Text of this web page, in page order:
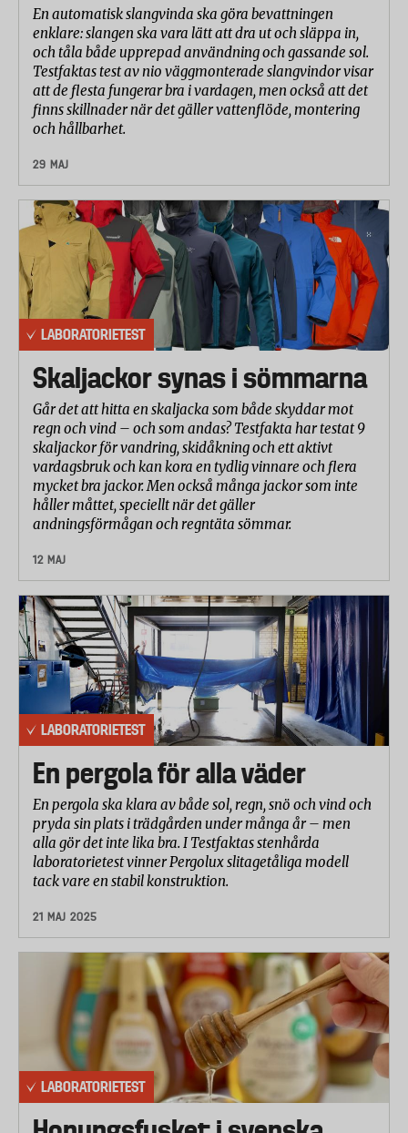
En automatisk slangvinda ska göra bevattningen
enklare: slangen ska vara lätt att dra ut och släppa in,
och tåla både upprepad användning och gassande sol.
Testfaktas test av nio väggmonterade slangvindor visar
att de flesta fungerar bra i vardagen, men också att det
finns skillnader när det gäller vattenflöde, montering
och hållbarhet.
29 MAJ
LABORATORIETEST
Skaljackor synas i sömmarna
Går det att hitta en skaljacka som både skyddar mot
regn och vind – och som andas? Testfakta har testat 9
skaljackor för vandring, skidåkning och ett aktivt
vardagsbruk och kan kora en tydlig vinnare och flera
mycket bra jackor. Men också många jackor som inte
håller måttet, speciellt när det gäller
andningsförmågan och regntäta sömmar.
12 MAJ
LABORATORIETEST
En pergola för alla väder
En pergola ska klara av både sol, regn, snö och vind och
pryda sin plats i trädgården under många år – men
alla gör det inte lika bra. I Testfaktas stenhårda
laboratorietest vinner Pergolux slitagetåliga modell
tack vare en stabil konstruktion.
21 MAJ 2025
LABORATORIETEST